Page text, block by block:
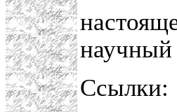
Ссылки: